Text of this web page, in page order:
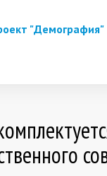
"Демография"